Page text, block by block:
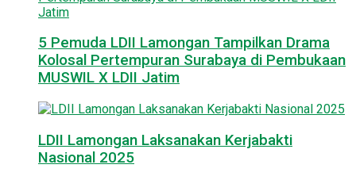
5 Pemuda LDII Lamongan Tampilkan Drama
Kolosal Pertempuran Surabaya di Pembukaan
MUSWIL X LDII Jatim
LDII Lamongan Laksanakan Kerjabakti
Nasional 2025